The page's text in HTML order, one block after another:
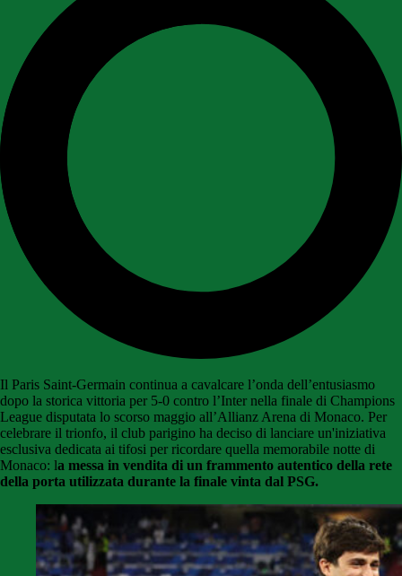
Il Paris Saint-Germain continua a cavalcare l’onda dell’entusiasmo
dopo la storica vittoria per 5-0 contro l’Inter nella finale di Champions
League disputata lo scorso maggio all’Allianz Arena di Monaco. Per
celebrare il trionfo, il club parigino ha deciso di lanciare un'iniziativa
esclusiva dedicata ai tifosi per ricordare quella memorabile notte di
Monaco: la messa in vendita di un frammento autentico della rete
della porta utilizzata durante la finale vinta dal PSG.